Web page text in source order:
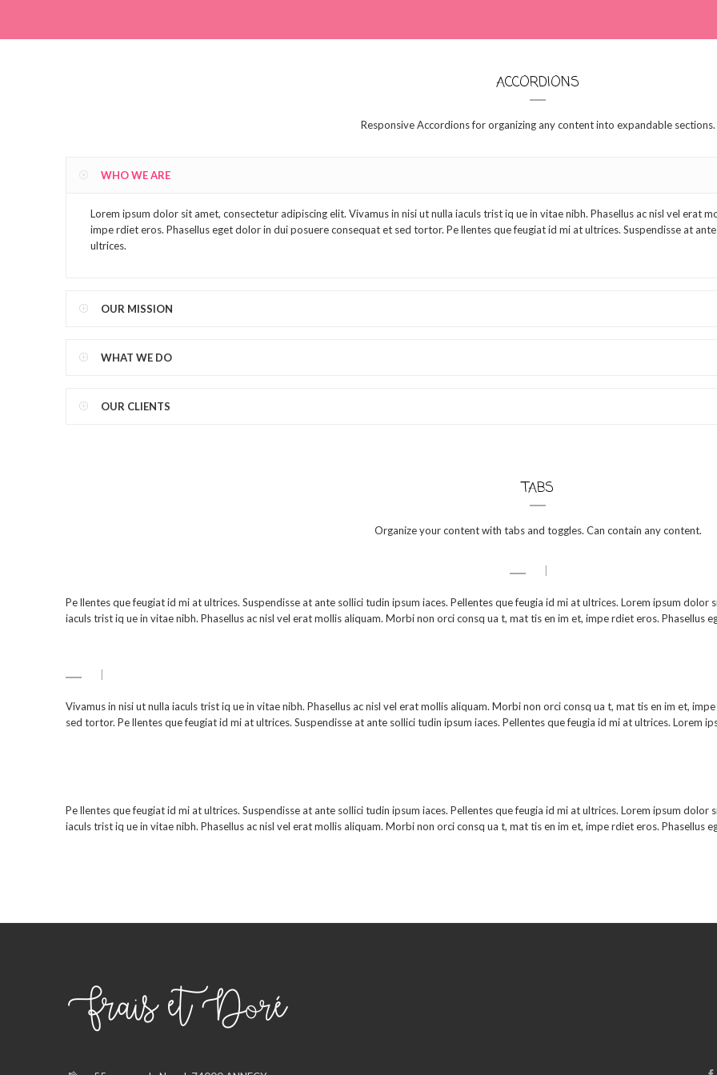
ACCORDIONS
Responsive Accordions for organizing any content into expandable sections.
WHO WE ARE
Lorem ipsum dolor sit amet, consectetur adipiscing elit. Vivamus in nisi ut nulla iaculs trist iq ue in vitae nibh. Phasellus ac nisl vel erat
impe rdiet eros. Phasellus eget dolor in dui posuere consequat et sed tortor. Pe llentes que feugiat id mi at ultrices. Suspendisse at
ultrices.
OUR MISSION
WHAT WE DO
OUR CLIENTS
TABS
Organize your content with tabs and toggles. Can contain any content.
Pe llentes que feugiat id mi at ultrices. Suspendisse at ante sollici tudin ipsum iaces. Pellentes que feugia id mi at ultrices. Lorem ipsum
iaculs trist iq ue in vitae nibh. Phasellus ac nisl vel erat mollis aliquam. Morbi non orci consq ua t, mat tis en im et, impe rdiet eros.
Vivamus in nisi ut nulla iaculs trist iq ue in vitae nibh. Phasellus ac nisl vel erat mollis aliquam. Morbi non orci consq ua t, mat tis en im et,
sed tortor. Pe llentes que feugiat id mi at ultrices. Suspendisse at ante sollici tudin ipsum iaces. Pellentes que feugia id mi at ultrices. Lorem
Pe llentes que feugiat id mi at ultrices. Suspendisse at ante sollici tudin ipsum iaces. Pellentes que feugia id mi at ultrices. Lorem ipsum
iaculs trist iq ue in vitae nibh. Phasellus ac nisl vel erat mollis aliquam. Morbi non orci consq ua t, mat tis en im et, impe rdiet eros.